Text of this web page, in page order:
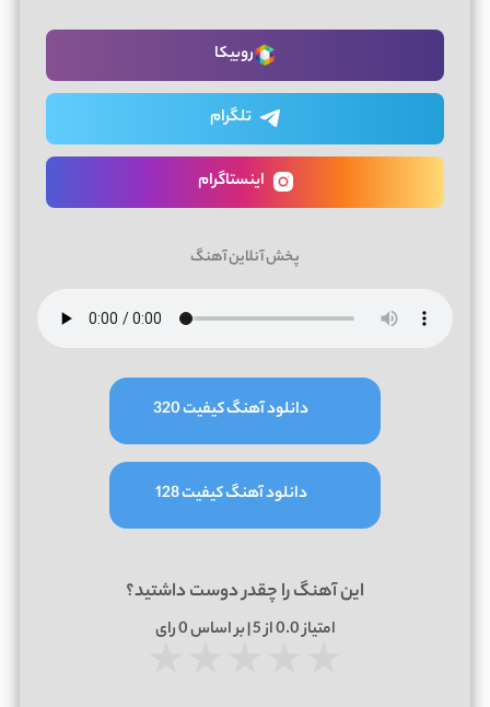
روبیکا
تلگرام
اینستاگرام
پخش آنلاین آهنگ
دانلود آهنگ کیفیت 320
دانلود آهنگ کیفیت 128
این آهنگ را چقدر دوست داشتید؟
امتیاز0.0از 5 | بر اساس 0رای